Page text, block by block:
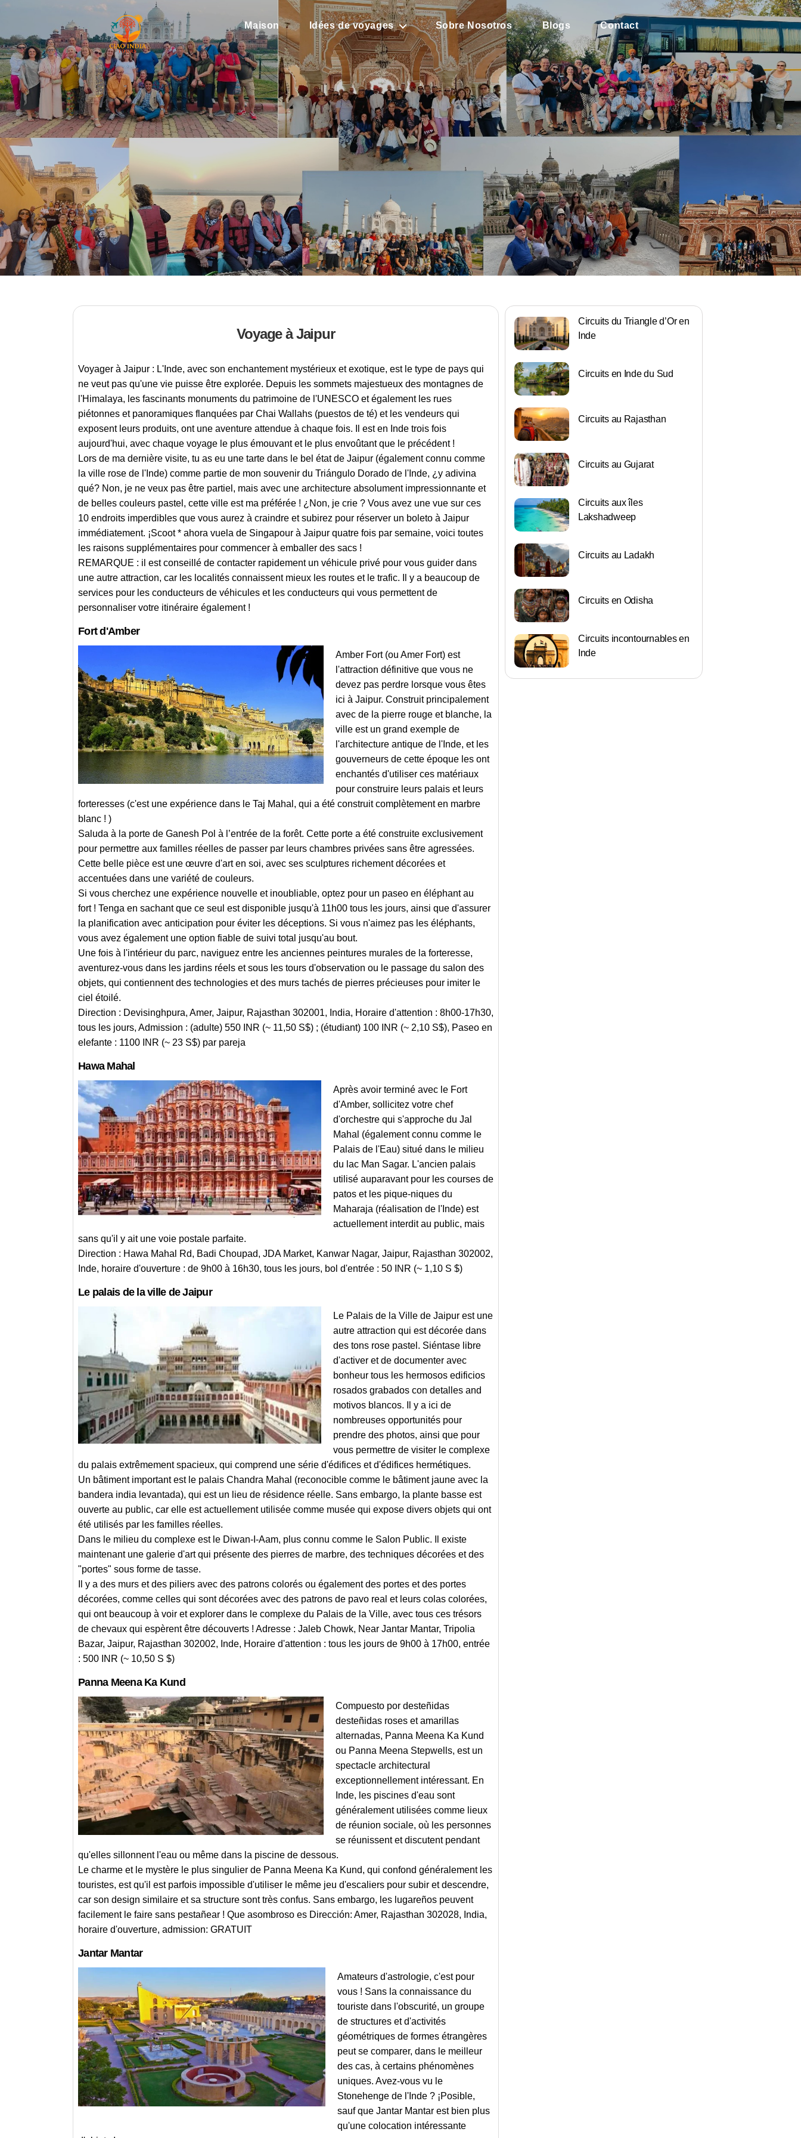
ciaoindiatours
Maison Idées de voyages Sobre Nosotros Blogs Contact
Voyage à Jaipur
Voyager à Jaipur : L'Inde, avec son enchantement mystérieux et exotique, est le type de pays qui
ne veut pas qu'une vie puisse être explorée. Depuis les sommets majestueux des montagnes de
l'Himalaya, les fascinants monuments du patrimoine de l'UNESCO et également les rues
piétonnes et panoramiques flanquées par Chai Wallahs (puestos de té) et les vendeurs qui
exposent leurs produits, ont une aventure attendue à chaque fois. Il est en Inde trois fois
aujourd'hui, avec chaque voyage le plus émouvant et le plus envoûtant que le précédent !
Lors de ma dernière visite, tu as eu une tarte dans le bel état de Jaipur (également connu comme
la ville rose de l'Inde) comme partie de mon souvenir du Triángulo Dorado de l'Inde, ¿y adivina
qué? Non, je ne veux pas être partiel, mais avec une architecture absolument impressionnante et
de belles couleurs pastel, cette ville est ma préférée ! ¿Non, je crie ? Vous avez une vue sur ces
10 endroits imperdibles que vous aurez à craindre et subirez pour réserver un boleto à Jaipur
immédiatement. ¡Scoot * ahora vuela de Singapour à Jaipur quatre fois par semaine, voici toutes
les raisons supplémentaires pour commencer à emballer des sacs !
REMARQUE : il est conseillé de contacter rapidement un véhicule privé pour vous guider dans
une autre attraction, car les localités connaissent mieux les routes et le trafic. Il y a beaucoup de
services pour les conducteurs de véhicules et les conducteurs qui vous permettent de
personnaliser votre itinéraire également !
Fort d'Amber
Amber Fort (ou Amer Fort) est
l'attraction définitive que vous ne
devez pas perdre lorsque vous êtes
ici à Jaipur. Construit principalement
avec de la pierre rouge et blanche, la
ville est un grand exemple de
l'architecture antique de l'Inde, et les
gouverneurs de cette époque les ont
enchantés d'utiliser ces matériaux
pour construire leurs palais et leurs
forteresses (c'est une expérience dans le Taj Mahal, qui a été construit complètement en marbre
blanc ! )
Saluda à la porte de Ganesh Pol à l’entrée de la forêt. Cette porte a été construite exclusivement
pour permettre aux familles réelles de passer par leurs chambres privées sans être agressées.
Cette belle pièce est une œuvre d'art en soi, avec ses sculptures richement décorées et
accentuées dans une variété de couleurs.
Si vous cherchez une expérience nouvelle et inoubliable, optez pour un paseo en éléphant au
fort ! Tenga en sachant que ce seul est disponible jusqu'à 11h00 tous les jours, ainsi que d'assurer
la planification avec anticipation pour éviter les déceptions. Si vous n'aimez pas les éléphants,
vous avez également une option fiable de suivi total jusqu'au bout.
Une fois à l'intérieur du parc, naviguez entre les anciennes peintures murales de la forteresse,
aventurez-vous dans les jardins réels et sous les tours d'observation ou le passage du salon des
objets, qui contiennent des technologies et des murs tachés de pierres précieuses pour imiter le
ciel étoilé.
Direction : Devisinghpura, Amer, Jaipur, Rajasthan 302001, India, Horaire d'attention : 8h00-17h30,
tous les jours, Admission : (adulte) 550 INR (~ 11,50 S$) ; (étudiant) 100 INR (~ 2,10 S$), Paseo en
elefante : 1100 INR (~ 23 S$) par pareja
Hawa Mahal
Après avoir terminé avec le Fort
d'Amber, sollicitez votre chef
d'orchestre qui s'approche du Jal
Mahal (également connu comme le
Palais de l'Eau) situé dans le milieu
du lac Man Sagar. L'ancien palais
utilisé auparavant pour les courses de
patos et les pique-niques du
Maharaja (réalisation de l'Inde) est
actuellement interdit au public, mais
sans qu'il y ait une voie postale parfaite.
Direction : Hawa Mahal Rd, Badi Choupad, JDA Market, Kanwar Nagar, Jaipur, Rajasthan 302002,
Inde, horaire d'ouverture : de 9h00 à 16h30, tous les jours, bol d'entrée : 50 INR (~ 1,10 S $)
Le palais de la ville de Jaipur
Le Palais de la Ville de Jaipur est une
autre attraction qui est décorée dans
des tons rose pastel. Siéntase libre
d'activer et de documenter avec
bonheur tous les hermosos edificios
rosados ​​​​​​grabados con detalles and
motivos blancos. Il y a ici de
nombreuses opportunités pour
prendre des photos, ainsi que pour
vous permettre de visiter le complexe
du palais extrêmement spacieux, qui comprend une série d'édifices et d'édifices hermétiques.
Un bâtiment important est le palais Chandra Mahal (reconocible comme le bâtiment jaune avec la
bandera india levantada), qui est un lieu de résidence réelle. Sans embargo, la plante basse est
ouverte au public, car elle est actuellement utilisée comme musée qui expose divers objets qui ont
été utilisés par les familles réelles.
Dans le milieu du complexe est le Diwan-I-Aam, plus connu comme le Salon Public. Il existe
maintenant une galerie d'art qui présente des pierres de marbre, des techniques décorées et des
"portes" sous forme de tasse.
Il y a des murs et des piliers avec des patrons colorés ou également des portes et des portes
décorées, comme celles qui sont décorées avec des patrons de pavo real et leurs colas colorées,
qui ont beaucoup à voir et explorer dans le complexe du Palais de la Ville, avec tous ces trésors
de chevaux qui espèrent être découverts ! Adresse : Jaleb Chowk, Near Jantar Mantar, Tripolia
Bazar, Jaipur, Rajasthan 302002, Inde, Horaire d'attention : tous les jours de 9h00 à 17h00, entrée
: 500 INR (~ 10,50 S $)
Panna Meena Ka Kund
Compuesto por desteñidas
desteñidas roses et amarillas
alternadas, Panna Meena Ka Kund
ou Panna Meena Stepwells, est un
spectacle architectural
exceptionnellement intéressant. En
Inde, les piscines d'eau sont
généralement utilisées comme lieux
de réunion sociale, où les personnes
se réunissent et discutent pendant
qu'elles sillonnent l'eau ou même dans la piscine de dessous.
Le charme et le mystère le plus singulier de Panna Meena Ka Kund, qui confond généralement les
touristes, est qu'il est parfois impossible d'utiliser le même jeu d'escaliers pour subir et descendre,
car son design similaire et sa structure sont très confus. Sans embargo, les lugareños peuvent
facilement le faire sans pestañear ! Que asombroso es Dirección: Amer, Rajasthan 302028, India,
horaire d'ouverture, admission: GRATUIT
Jantar Mantar
Amateurs d'astrologie, c'est pour
vous ! Sans la connaissance du
touriste dans l'obscurité, un groupe
de structures et d'activités
géométriques de formes étrangères
peut se comparer, dans le meilleur
des cas, à certains phénomènes
uniques. Avez-vous vu le
Stonehenge de l'Inde ? ¡Posible,
sauf que Jantar Mantar est bien plus
qu'une colocation intéressante
Circuits du Triangle d’Or en
Inde
Circuits en Inde du Sud
Circuits au Rajasthan
Circuits au Gujarat
Circuits aux îles
Lakshadweep
Circuits au Ladakh
Circuits en Odisha
Circuits incontournables en
Inde